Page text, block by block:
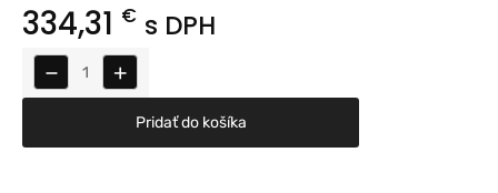
334,31 € s DPH
− +
Pridať do košíka